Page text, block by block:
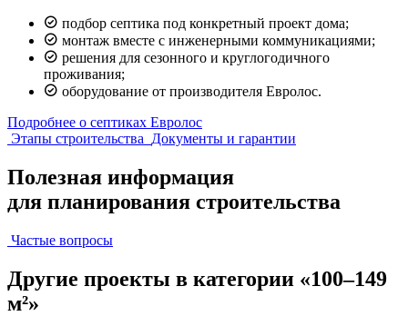
подбор септика под конкретный проект дома;
монтаж вместе с инженерными коммуникациями;
решения для сезонного и круглогодичного
проживания;
оборудование от производителя Евролос.
Подробнее о септиках Евролос
Этапы строительства Документы и гарантии
Полезная информация
для планирования строительства
Частые вопросы
Другие проекты в категории «100–149
м²»